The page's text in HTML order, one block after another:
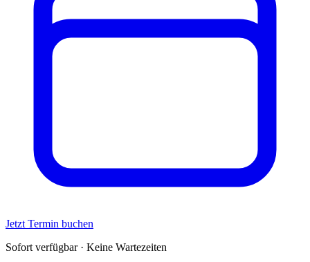
Jetzt Termin buchen
Sofort verfügbar · Keine Wartezeiten